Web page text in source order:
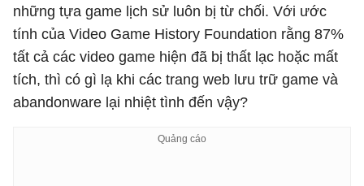
những tựa game lịch sử luôn bị từ chối. Với ước
tính của Video Game History Foundation rằng 87%
tất cả các video game hiện đã bị thất lạc hoặc mất
tích, thì có gì lạ khi các trang web lưu trữ game và
abandonware lại nhiệt tình đến vậy?